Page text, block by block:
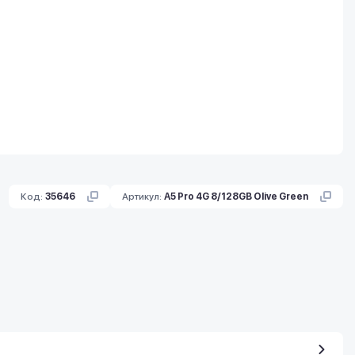
Код: 35646 Артикул: A5 Pro 4G 8/128GB Olive Green